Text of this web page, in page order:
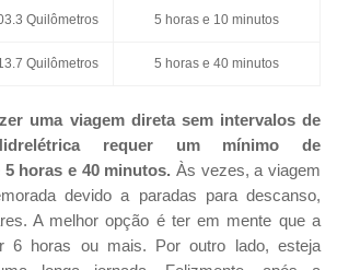
Quilômetros 5 horas e 10 minutos
Quilômetros 5 horas e 40 minutos
uma viagem direta sem intervalos de
requer um mínimo de
horas e 40 minutos. Às vezes, a viagem
devido a paradas para descanso,
A melhor opção é ter em mente que a
6 horas ou mais. Por outro lado, esteja